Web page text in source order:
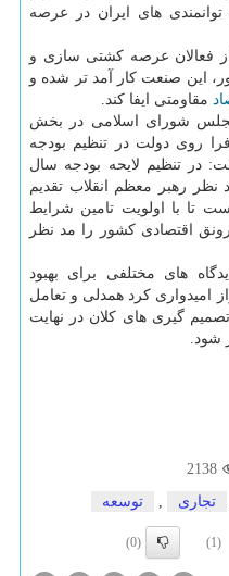
های ایران در عرصه
از فعالان عرصه كشتی سازی و
این صنعت كار آمد تر شده و
مقاومتی ایفا كند.
مجلس شورای اسلامی در بخش
روی دولت در تنظیم بودجه
در تنظیم لایحه بودجه سال
نظر رهبر معظم انقلاب تقدیم
تا با اولویت تامین شرایط
اقتصادی كشور را مد نظر
های مختلفی برای بهبود
امیدواری كرد همدلی و تعامل
گیری های كلان در نهایت
شود.
2138
تجاری , توسعه
(1)
(0)